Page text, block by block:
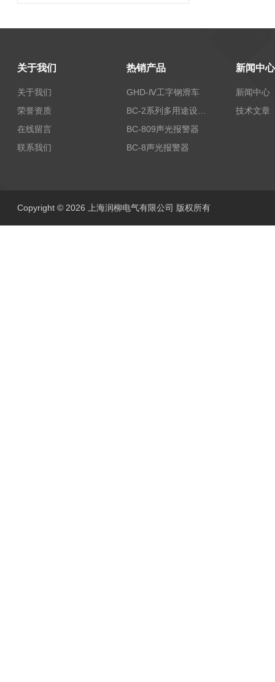
关于我们
关于我们
荣誉资质
在线留言
联系我们
热销产品
GHD-Ⅳ工字钢滑车
BC-809声光报警器
BC-8声光报警器
新闻中心
新闻中心
技术文章
Copyright © 2026 上海润柳电气有限公司 版权所有